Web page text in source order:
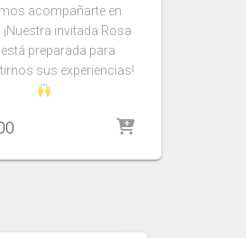
acompañarte en
¡Nuestra invitada Rosa
preparada para
sus experiencias!